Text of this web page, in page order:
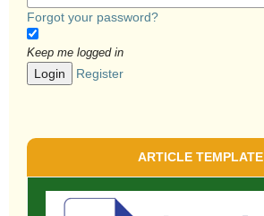
Forgot your password?
Keep me logged in
Login Register
ARTICLE TEMPLATE